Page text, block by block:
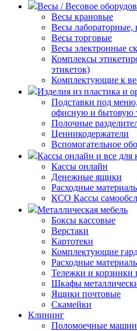
Весы / Весовое
Весы крановые
Весы
Весы торговые
Весы электронные
Комплексы
этикеток)
Комплектующие к
Изделия из пластика и
Подставки под
офисную и бытовую
Полочные
Ценникодержатели
Вспомогательное
Кассы онлайн и все для
Кассы онлайн
Денежные ящики
Расходные
КСО Кассы
Металлическая мебель
Боксы кассовые
Верстаки
Картотеки
Комплектующие
Расходные
Тележки и корзинки
Шкафы
Ящики почтовые
Скамейки
Клининг
Поломоечные